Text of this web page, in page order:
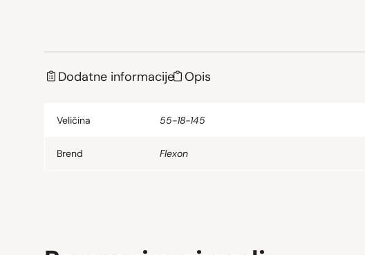
Dodatne informacije Opis
Veličina 55-18-145
Brend Flexon